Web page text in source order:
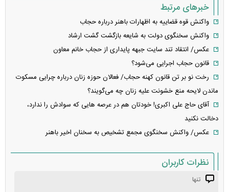
خبرهای مرتبط
واکنش قوه قضاییه به اظهارات باهنر درباره حجاب
واکنش سخنگوی دولت به شایعه بازگشت گشت ارشاد
عکس/ انتقاد تند سایت جبهه پایداری از حجاب خانم معاون
قانون حجاب اجرایی می‌شود؟
رخت نو بر تن قانون کهنه حجاب/ فعالان حوزه زنان درباره چرایی مسکوت
ماندن لایحه منع خشونت علیه زنان چه می‌گویند؟
آقای حاج علی اکبری! خودتان هم در عرصه هایی که سوادش را ندارد،
دخالت نکنید
عکس/ واکنش سخنگوی مجمع تشخیص به سخنان اخیر باهنر
نظرات کاربران
تنها